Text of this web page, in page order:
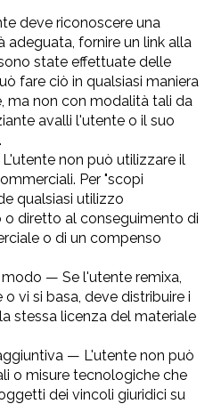
deve riconoscere una
adeguata, fornire un link alla
state effettuate delle
fare ciò in qualsiasi maniera
ma non con modalità tali da
avalli l'utente o il suo
non può utilizzare il
Per "scopi
qualsiasi utilizzo
o diretto al conseguimento di
o di un compenso
— Se l'utente remixa,
vi si basa, deve distribuire i
stessa licenza del materiale
— L'utente non può
o misure tecnologiche che
dei vincoli giuridici su